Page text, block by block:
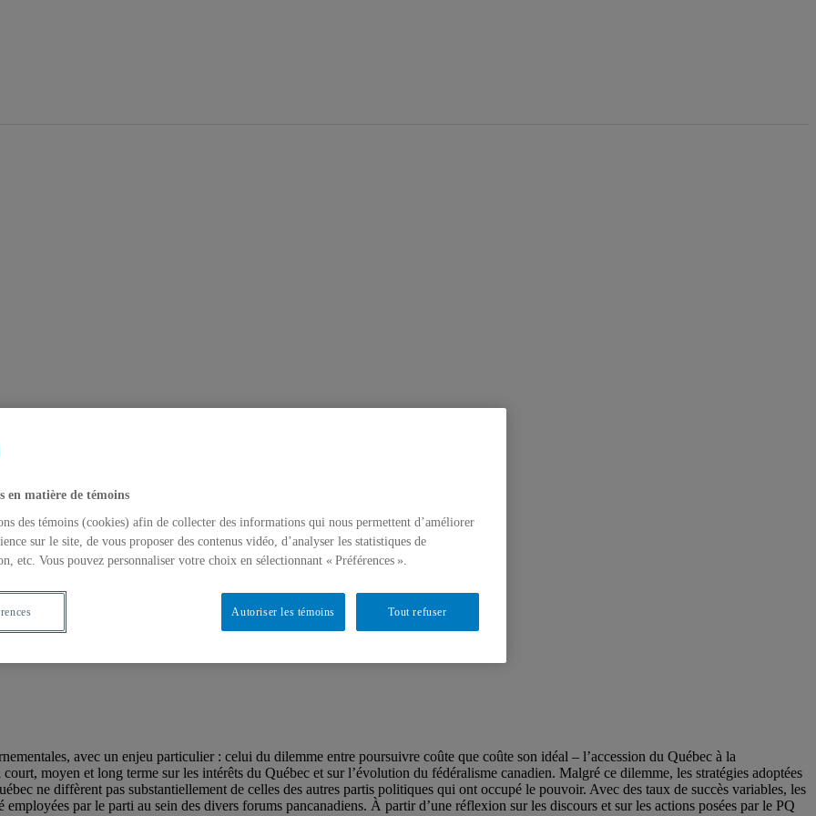
le front constitutionnel
avec un enjeu particulier : celui du dilemme entre poursuivre coûte que coûte son idéal – l’accession du Québec à la
moyen et long terme sur les intérêts du Québec et sur l’évolution du fédéralisme canadien. Malgré ce dilemme, les stratégies adoptées
ne diffèrent pas substantiellement de celles des autres partis politiques qui ont occupé le pouvoir. Avec des taux de succès variables, les
par le parti au sein des divers forums pancanadiens. À partir d’une réflexion sur les discours et sur les actions posées par le PQ
en matière de témoins
des témoins (cookies) afin de collecter des informations qui nous permettent d’améliorer
sur le site, de vous proposer des contenus vidéo, d’analyser les statistiques de
etc. Vous pouvez personnaliser votre choix en sélectionnant « Préférences ».
Tout refuser
Autoriser les témoins